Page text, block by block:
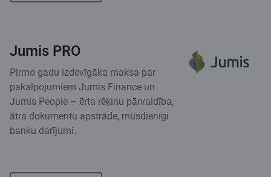
Jumis PRO
Pirmo gadu izdevīgāka maksa par
pakalpojumiem Jumis Finance un
Jumis People – ērta rēķinu pārvaldība,
ātra dokumentu apstrāde, mūsdienīgi
banku darījumi.